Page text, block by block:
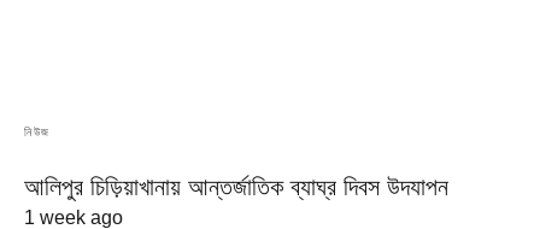
নিউজ
আলিপুর চিড়িয়াখানায় আন্তর্জাতিক ব্যাঘ্র দিবস উদযাপন
1 week ago